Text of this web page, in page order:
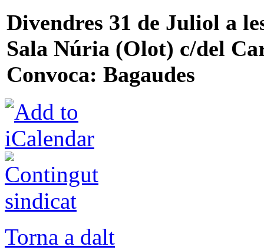
Divendres 31 de Juliol a
Sala Núria (Olot) c/del
Convoca: Bagaudes
Torna a dalt